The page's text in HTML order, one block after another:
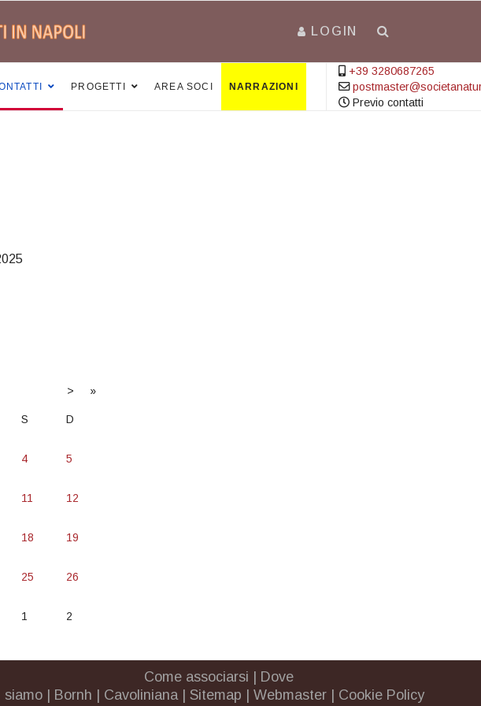
LOGIN
PROGETTI AREA SOCI NARRAZIONI
+39 3280687265
Previo contatti
> »
S D
4 5
11 12
18 19
25 26
1 2
Come associarsi
Dove
siamo
Bornh Cavoliniana| Sitemap Webmaster Cookie Policy